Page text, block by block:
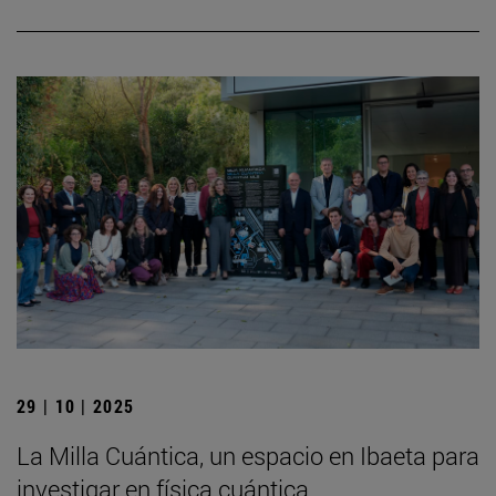
29 | 10 | 2025
La Milla Cuántica, un espacio en Ibaeta para
investigar en física cuántica